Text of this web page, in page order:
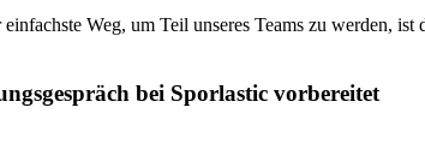
einfachste Weg, um Teil unseres Teams zu werden,
bei Sporlastic vorbereitet